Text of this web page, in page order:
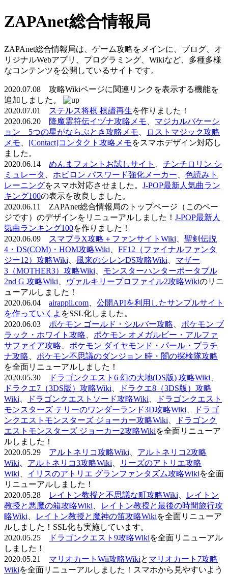
ZAPAnet総合情報局
ZAPAnet総合情報局は、ゲーム攻略をメインに、ブログ、オ
リジナルWebアプリ、プログラミング、Wikiなど、多種多様
なコンテンツを公開しているサイトです。
2020.07.08 攻略Wikiページに関連リンクを表示する機能を
追加しました。
2020.07.01
ステルス将棋 棋譜再生を作りました！
2020.06.20
降魔霊符伝イヅナ攻略メモ
マジカルバケーシ
ョン 5つの星がならぶとき攻略メモ
ロストマジック攻略
メモ
[Contact]コンタクト攻略メモをスマホデザイン対応し
ました。
2020.06.14 めんまフォントお試しサイト
チンチロリン シ
ミュレータ
ホビロン パスワード強化メーカー
色読みト
レーニングをスマホ対応させました。 J-POP最新人気曲ラン
キング100の表示を改良しました。
2020.06.11 ZAPAnet総合情報局のトップページ（このペー
ジです）のデザインをリニューアルしました！ J-POP最新人
気曲ランキング100を作りました！
2020.06.09
スマブラX攻略＋ファンサイトWiki
聖剣伝説
4・DS(COM)・HOM攻略Wiki
FF12（ファイナルファンタ
ジー12）攻略Wiki
風来のシレンDS攻略Wiki
マザー
3（MOTHER3）攻略Wiki
モンスターハンターポータブル
2nd G 攻略Wiki
ヴァルキリープロファイル2攻略Wikiのリニ
ューアルしました！
2020.06.04 airappli.com
公開APIを利用したサンプルサイト
を作っていくよ をSSL化しました。
2020.06.03 ポケモン ゴールド・シルバー攻略
ポケモン ブ
ラック・ホワイト攻略
ポケモン オメガルビー・アルファ
サファイア攻略
ポケモン ダイヤモンド・パール・プラチ
ナ攻略
ポケモン不思議のダンジョン 時・闇の探検隊攻略
を全面リニューアルしました！
2020.05.30
ドラゴンクエスト6 幻の大地(DS版) 攻略Wiki
ドラクエ7（3DS版）攻略Wiki
ドラクエ8（3DS版）攻略
Wiki
ドラゴンクエストソード攻略Wiki
ドラゴンクエスト
モンスターズ テリーのワンダーランド3D攻略Wiki
ドラゴ
ンクエストモンスターズ ジョーカー攻略Wiki
ドラゴンク
エストモンスターズ ジョーカー2攻略Wikiを全面リニューア
ルしました！
2020.05.29 アルトネリコ攻略Wiki
アルトネリコ2攻略
Wiki
アルトネリコ3攻略Wiki
リーズのアトリエ攻略
Wiki
イリスのアトリエ グランファンタズム攻略Wikiを全面
リニューアルしました！
2020.05.28
レイトン教授と不思議な町攻略Wiki
レイトン
教授と悪魔の箱攻略Wiki
レイトン教授と最後の時間旅行攻
略Wiki
レイトン教授と魔神の笛攻略Wikiを全面リニューア
ルしました！SSL化も実施しています。
2020.05.25
ドラゴンクエスト9攻略Wikiを全面リニューアル
しました！
2020.05.21 マリオカートWii攻略Wikiと マリオカート7攻略
Wikiを全面リニューアルしました！スマホから見やすいよう